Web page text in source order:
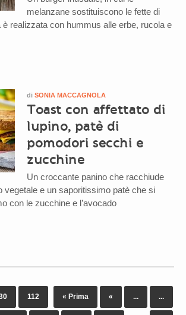
melanzane sostituiscono le fette di
è realizzata con hummus alle erbe, rucola e
di SONIA MACCAGNOLA
Toast con affettato di
lupino, patè di
pomodori secchi e
zucchine
Un croccante panino che racchiude
vegetale e un saporitissimo patè che si
con le zucchine e l’avocado
« Prima « ... ...
112